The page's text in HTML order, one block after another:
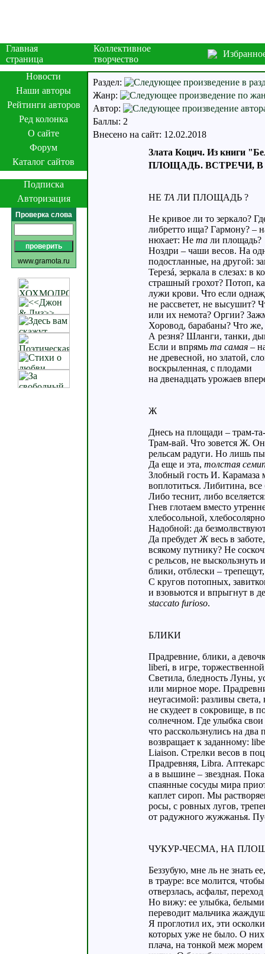
Главная
страница
Коллективное
творчество
Новости
Наши авторы
Рейтинги авторов
Ред колонка
О сайте
Форум
Каталог сайтов
Подписка
Авторизация
Проверка слова
www.gramota.ru
Раздел:
Жанр:
Автор:
Баллы: 2
Внесено на сайт: 12.02.2018
Злата Коцич. Из книги
ПЛОЩАДЬ. ВСТРЕЧИ, В
НЕ ТА ЛИ ПЛОЩАДЬ ?
Не кривое ли то зеркало?
либретто ища? Гармону? –
нюхает: Не тали площадь?
Ноздри – чаши весов. На
подостланные, на другой:
Терезá, зеркала в слезах: в
страшный грохот? Потоп,
лужи крови. Что если
не рассветет, не высушит?
или их немота? Оргии?
Хоровод, барабаны? Что же,
А резня? Шланги, танки,
Если и впрямь та самая–
не древесной, но златой,
воскрыленная, с плодами
на двенадцать урожаев
Ж
Днесь на площади – трам-
Трам-вай. Что зовется Ж.
рельсам радуги. Но лишь
Да еще и эта, толстая
Злобный гость И. Карамаза
воплотиться. Либитина,
Либо теснит, либо
Гнев глотаем вместо
хлебосольной,
Надобной: да
Да пребудет Жвесь в
всякому путнику? Не
с рельсов, не выскользнуть
блики, отблески –
С кругов потопных,
и взовьются и впрыгнут в
staccato furioso.
БЛИКИ
Прадревние, блики, а
liberi, в игре,
Светила, бледность Луны,
или мирное море.
неугасимой: разливы света,
не скудеет в сокровище, в
солнечном. Где улыбка свои
что расскользнулись на
возвращает к заданному:
Liaison. Стрелки весов в
Прадревняя, Libra.
а в вышине – звездная.
спаянные сосуды мира
каплет сироп. Мы
росы, с ровных лугов,
от радужного жужжанья.
ЧУКУР-ЧЕСМА, НА
Беззубую, мне ль не знать
в трауре: все молится,
отверзлась, асфальт,
Но вижу: ее улыбка, белыми
переводит мальчика
Я проглотил их, эти
которых уже не было. О
плача, на тонкой меж